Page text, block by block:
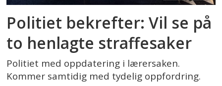
Politiet bekrefter: Vil se på
to henlagte straffesaker
Politiet med oppdatering i lærersaken.
Kommer samtidig med tydelig oppfordring.